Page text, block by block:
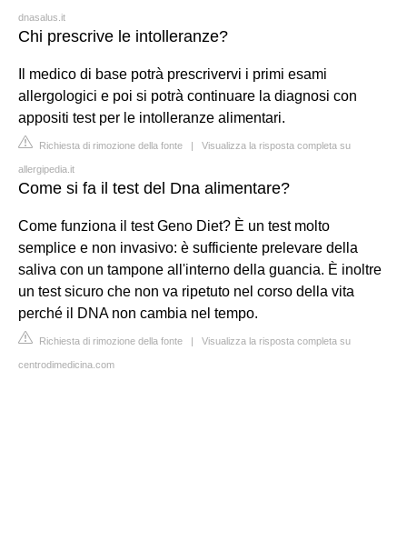
dnasalus.it
Chi prescrive le intolleranze?
Il medico di base potrà prescrivervi i primi esami
allergologici e poi si potrà continuare la diagnosi con
appositi test per le intolleranze alimentari.
Richiesta di rimozione della fonte | Visualizza la risposta completa su
allergipedia.it
Come si fa il test del Dna alimentare?
Come funziona il test Geno Diet? È un test molto
semplice e non invasivo: è sufficiente prelevare della
saliva con un tampone all'interno della guancia. È inoltre
un test sicuro che non va ripetuto nel corso della vita
perché il DNA non cambia nel tempo.
Richiesta di rimozione della fonte | Visualizza la risposta completa su
centrodimedicina.com